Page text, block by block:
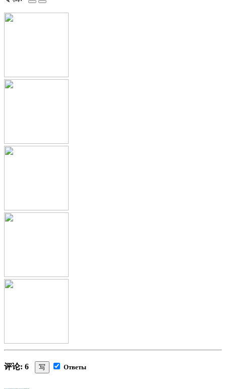
评论: 6 写 Ответы